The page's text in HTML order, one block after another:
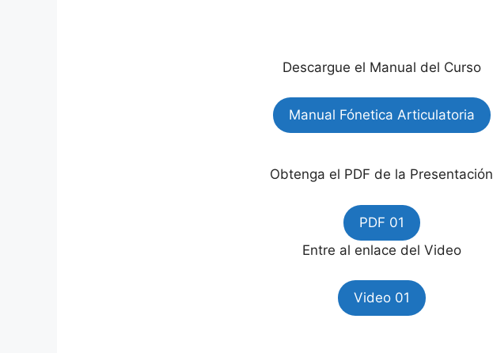
Descargue el Manual del Curso
Manual Fónetica Articulatoria
Obtenga el PDF de la Presentación
PDF 01
Entre al enlace del Video
Video 01